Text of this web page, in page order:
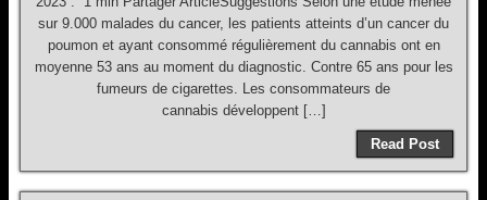
sur 9.000 malades du cancer, les patients atteints d’un cancer du
poumon et ayant consommé régulièrement du cannabis ont en
moyenne 53 ans au moment du diagnostic. Contre 65 ans pour les
fumeurs de cigarettes. Les consommateurs de
cannabis développent […]
Read Post